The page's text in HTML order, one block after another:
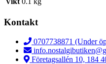
Kontakt
0707738871 (Under
Företagsallén 10, 184